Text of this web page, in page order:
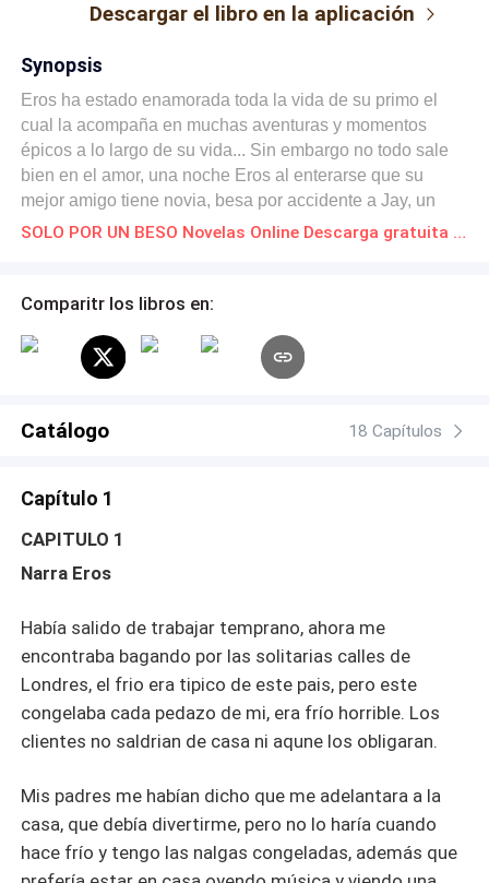
Descargar el libro en la aplicación
Synopsis
Eros ha estado enamorada toda la vida de su primo el
cual la acompaña en muchas aventuras y momentos
épicos a lo largo de su vida... Sin embargo no todo sale
bien en el amor, una noche Eros al enterarse que su
mejor amigo tiene novia, besa por accidente a Jay, un
chico amante del Rock y con un sueño, TRIUNFAR, todo
manera de triunfar sin perder algo en el proceso? ¿Eros
SOLO POR UN BESO Novelas Online Descarga gratuita de PDF
Comparitr los libros en:
Catálogo 18 Capítulos
Capítulo 1
CAPITULO 1
Narra Eros
Había salido de trabajar temprano, ahora me
encontraba bagando por las solitarias calles de
Londres, el frio era tipico de este pais, pero este
congelaba cada pedazo de mi, era frío horrible. Los
clientes no saldrian de casa ni aqune los obligaran.
Mis padres me habían dicho que me adelantara a la
casa, que debía divertirme, pero no lo haría cuando
hace frío y tengo las nalgas congeladas, además que